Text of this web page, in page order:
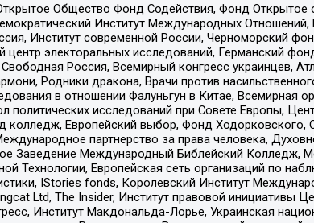
Общество Фонд Содействия, Фонд
Институт Международных Отношений,
Институт современной России, Черноморский
электоральных исследований, Германский
Россия, Всемирный конгресс украинцев,
Родники дракона, Врачи против
в отношении Фалуньгун в Китае, Всемирная
политических исследований при Совете Европы,
колледж, Европейский выбор, Фонд
партнерство за права человека,
Заведение Международный Библейский Колледж,
Технологии, Европейская сеть организаций по
IStories fonds, Королевский Институт
Ltd, The Insider, Институт правовой инициативы
Институт Макдональда-Лорье, Украинская